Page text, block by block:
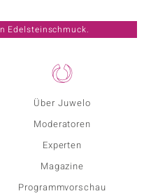
Über Juwelo
Moderatoren
Experten
Magazine
Programmvorschau
Edelsteinschmuck.